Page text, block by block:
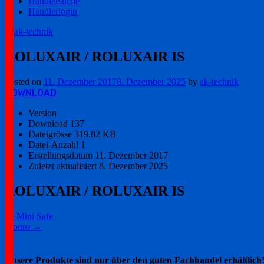
Händlerlogin
ak-technik
ROLUXAIR / ROLUXAIR IS
Posted on 11. Dezember 20178. Dezember 2025 by ak-technik
DOWNLOAD
Version
Download 137
Dateigrösse 319.82 KB
Datei-Anzahl 1
Erstellungsdatum 11. Dezember 2017
Zuletzt aktualisiert 8. Dezember 2025
ROLUXAIR / ROLUXAIR IS
Post
navigation
Mini Safe
s_onro →
Unsere Produkte sind nur über den guten Fachhandel erhältlich!